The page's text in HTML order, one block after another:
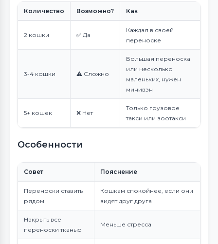
Количество Возможно? Как
2 кошки ✅ Да
Каждая в своей
переноске
3-4 кошки ⚠️ Сложно
Большая переноска
или несколько
маленьких, нужен
минивэн
5+ кошек ❌ Нет
Только грузовое
такси или зоотакси
Особенности
Совет Пояснение
Переноски ставить
рядом
Кошкам спокойнее, если они
видят друг друга
Накрыть все
переноски тканью
Меньше стресса